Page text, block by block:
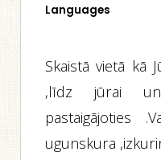
Languages
Skaistā vietā kā
,līdz jūrai un
pastaigājoties
ugunskura